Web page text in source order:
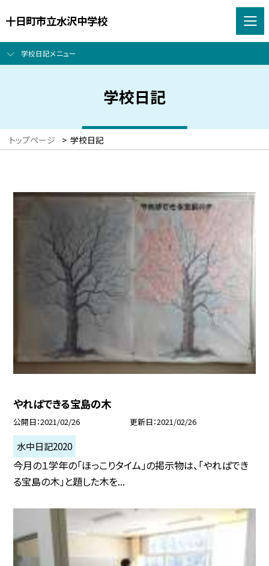
十日町市立水沢中学校
学校日記メニュー
学校日記
トップページ > 学校日記
やればできる宝島の木
公開日 2021/02/26 更新日 2021/02/26
水中日記2020
今月の１学年の「ほっこりタイム」の掲示物は、「やればでき
る宝島の木」と題した木を...